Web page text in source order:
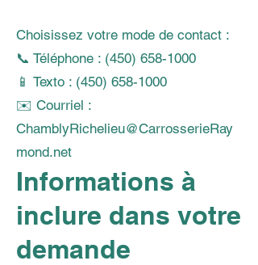
Choisissez votre mode de contact :
📞 Téléphone : (450) 658-1000
📱 Texto : (450) 658-1000
✉️ Courriel :
ChamblyRichelieu@CarrosserieRay
mond.net
Informations à
inclure dans votre
demande